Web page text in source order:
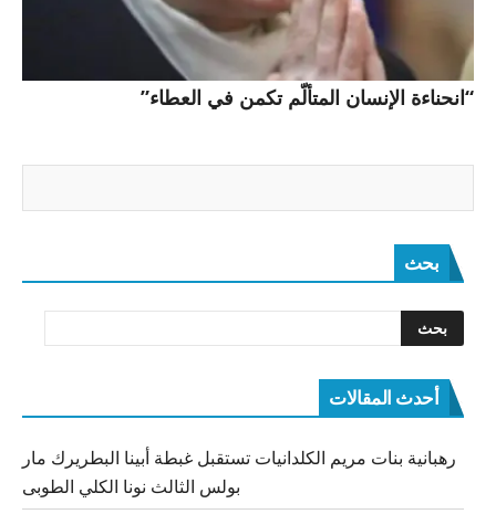
“انحناءة الإنسان المتألّم تكمن في العطاء”
بحث
أحدث المقالات
رهبانية بنات مريم الكلدانيات تستقبل غبطة أبينا البطريرك مار
بولس الثالث نونا الكلي الطوبى